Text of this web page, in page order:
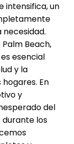
intensifica, un
necesidad.
Beach,
esencial
y la
En
y
del
los